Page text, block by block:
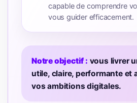
capable de comprendre
vous guider efficacement.
Notre objectif : vous livrer
utile, claire, performante et
vos ambitions digitales.